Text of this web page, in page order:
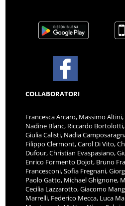
COLLABORATORI
Francesca Arcaro, Massimo
Nadine Blanc, Riccardo
Giulia Calisti, Nadia
Filippo Clermont, Carol Di Vito,
Dufour, Christian Evaspasiano,
Enrico Formento Dojot, Bruno
Francesconi, Sofia Fregnani,
Paolo Gatto, Michael Ghignone,
Cecilia Lazzarotto, Giacomo
Marrelli, Federico Mecca, Luca